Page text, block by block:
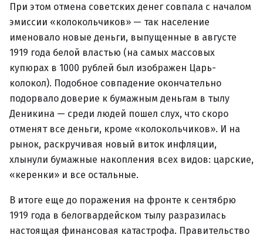
При этом отмена советских денег совпала с началом
эмиссии «колокольчиков» — так население
именовало новые деньги, выпущенные в августе
1919 года белой властью (на самых массовых
купюрах в 1000 рублей был изображен Царь-
колокол). Подобное совпадение окончательно
подорвало доверие к бумажным деньгам в тылу
Деникина — среди людей пошел слух, что скоро
отменят все деньги, кроме «колокольчиков». И на
рынок, раскручивая новый виток инфляции,
хлынули бумажные накопления всех видов: царские,
«керенки» и все остальные.
В итоге еще до поражения на фронте к сентябрю
1919 года в белогвардейском тылу разразилась
настоящая финансовая катастрофа. Правительство